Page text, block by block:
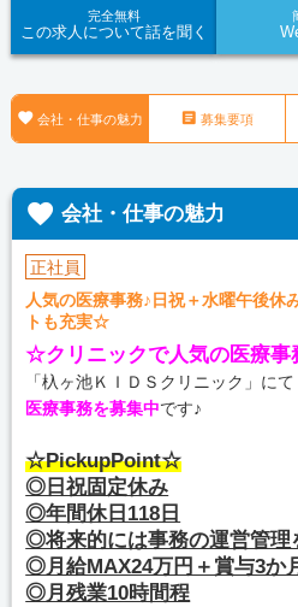
完全無料
この求人について話を聞く
 会社・仕事の魅力  募集要項
 会社・仕事の魅力
正社員
人気の医療事務♪日祝＋水曜午後休
トも充実☆
☆クリニックで人気の医療
「杁ヶ池ＫＩＤＳクリニック」にて
医療事務を募集中です♪
☆PickupPoint☆
◎日祝固定休み
◎年間休日118日
◎将来的には事務の運営管理
◎月給MAX24万円＋賞与3か
◎月残業10時間程